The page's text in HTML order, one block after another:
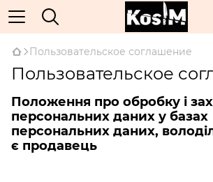
Пользовательское соглашение
Пользовательское
Положення про обробку і
персональних даних у базах
персональних даних,
є продавець